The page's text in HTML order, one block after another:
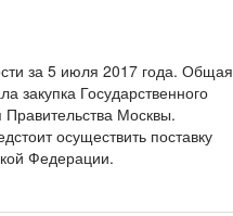
за 5 июля 2017 года. Общая
закупка Государственного
Москвы.
осуществить поставку
Федерации.